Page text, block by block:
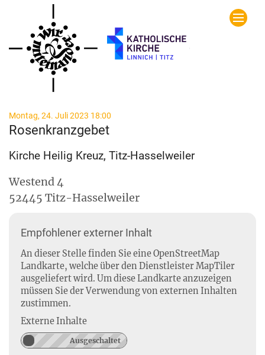
Zum Inhalt springen
Montag, 24. Juli 2023 18:00
Rosenkranzgebet
Kirche Heilig Kreuz, Titz-Hasselweiler
Westend 4
52445 Titz-Hasselweiler
Empfohlener externer Inhalt
An dieser Stelle finden Sie eine OpenStreetMap
Landkarte, welche über den Dienstleister MapTiler
ausgeliefert wird. Um diese Landkarte anzuzeigen
müssen Sie der Verwendung von externen Inhalten
zustimmen.
Externe Inhalte